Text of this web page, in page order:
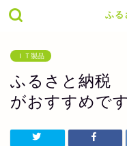
ふる
ＩＴ製品
ふるさと納税
がおすすめです